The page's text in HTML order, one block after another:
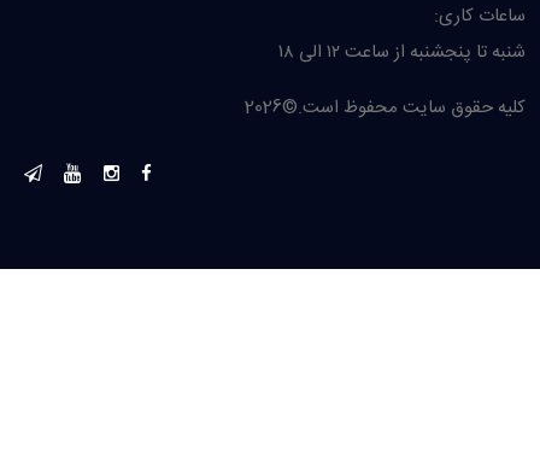
ساعات کاری:
شنبه تا پنجشنبه از ساعت ۱۲ الی ۱۸
کلیه حقوق سایت محفوظ است.©2026